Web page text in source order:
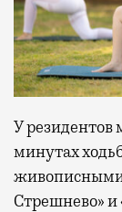
У резидентов
минутах
живописными
Стрешнево»